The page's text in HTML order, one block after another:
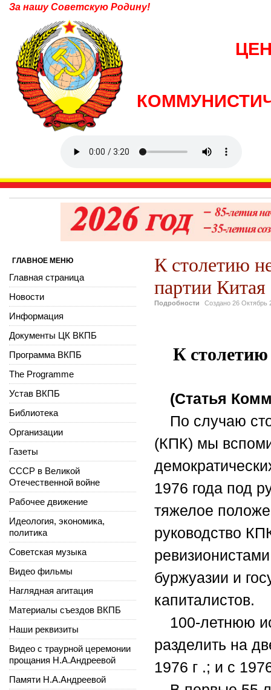
За нашу Советскую Родину!
К столетию
партии Китая
Подробности Создано 26 Октябрь
К столетию
(Статья
По случаю
(КПК) мы
1976 года под
тяжелое
руководство
буржуазии и
капиталистов.
100-летнюю
разделить на
1976 г .; и с
ГЛАВНОЕ МЕНЮ
Главная страница
Новости
Информация
Документы ЦК ВКПБ
Программа ВКПБ
The Programme
Устав ВКПБ
Библиотека
Организации
Газеты
СССР в Великой
Отечественной войне
Рабочее движение
Идеология, экономика,
политика
Советская музыка
Видео фильмы
Наглядная агитация
Материалы съездов ВКПБ
Наши реквизиты
Видео с траурной церемонии
прощания Н.А.Андреевой
Памяти Н.А.Андреевой